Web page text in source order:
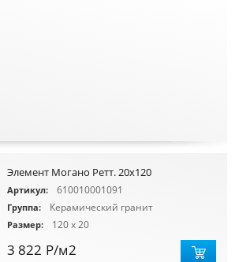
Элемент Могано Ретт. 20x120
Артикул: 610010001091
Группа: Керамический гранит
Размер: 120 x 20
3 822 Р/м2